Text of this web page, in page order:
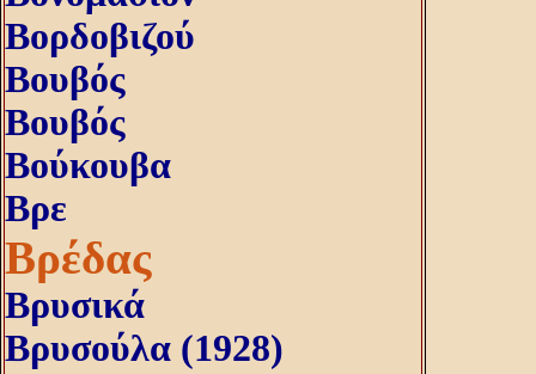
Βορδοβιζού
Βουβός
Βουβός
Βούκουβα
Βρε
Βρέδας
Βρυσικά
Βρυσούλα (1928)